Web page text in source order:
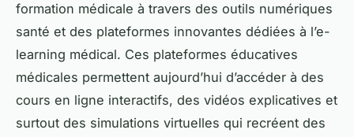
formation médicale à travers des outils numériques
santé et des plateformes innovantes dédiées à l’e-
learning médical. Ces plateformes éducatives
médicales permettent aujourd’hui d’accéder à des
cours en ligne interactifs, des vidéos explicatives et
surtout des simulations virtuelles qui recréent des